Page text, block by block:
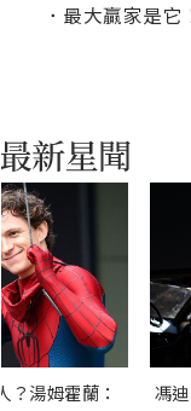
． 最大贏家是它！
？湯姆霍蘭：
馮